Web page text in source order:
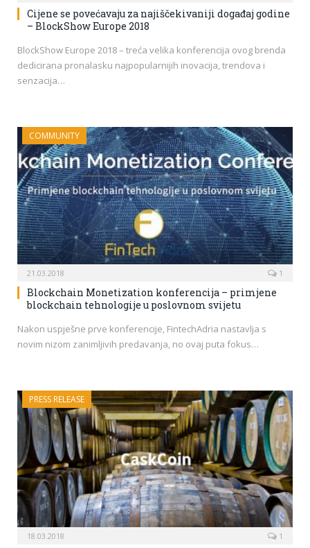
Cijene se povećavaju za najiščekivaniji događaj godine
– BlockShow Europe 2018
BlockShow Europe 2018 – treća velika konferencija ovog brenda
dedicirana pronalasku najpopularnijih inovacija, trendova i
senzacija…
COMMUNITY
21.03.2018 1
Blockchain Monetization konferencija – primjene
blockchain tehnologije u poslovnom svijetu
Nakon uspješne prve konferencije, FintechAdria nastavlja s
novim nizom zanimljivih predavanja, no ovaj puta fokus…
PRESS RELEASE
18.03.2018 1